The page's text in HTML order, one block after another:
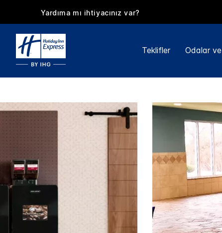
Yardıma mı ihtiyacınız var?
Teklifler Odalar